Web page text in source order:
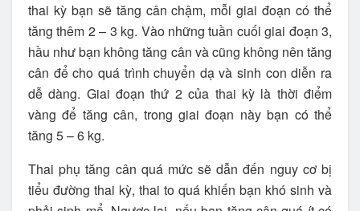
thai kỳ bạn sẽ tăng cân chậm, mỗi giai đoạn có thể
tăng thêm 2 – 3 kg. Vào những tuần cuối giai đoạn 3,
hầu như bạn không tăng cân và cũng không nên tăng
cân để cho quá trình chuyển dạ và sinh con diễn ra
dễ dàng. Giai đoạn thứ 2 của thai kỳ là thời điểm
vàng để tăng cân, trong giai đoạn này bạn có thể
tăng 5 – 6 kg.
Thai phụ tăng cân quá mức sẽ dẫn đến nguy cơ bị
tiểu đường thai kỳ, thai to quá khiến bạn khó sinh và